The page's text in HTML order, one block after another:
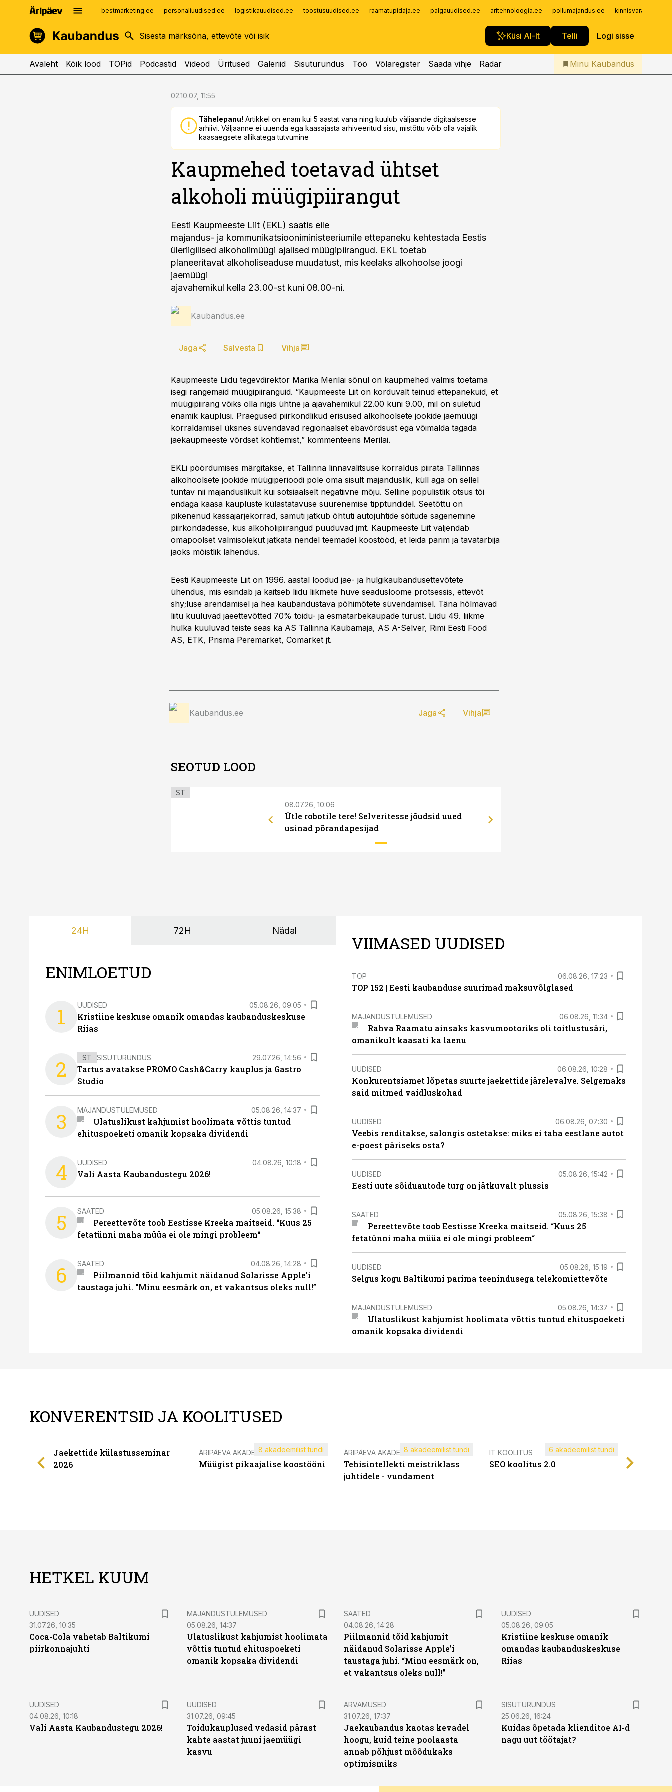
bestmarketing.ee personaliuudised.ee logistikauudised.ee toostusuudised.ee raamatupidaja.ee palgauudised.ee aritehnoloogia.ee pollumajandus.ee
Küsi AI-lt Telli Logi sisse
kinnisvarauudised.ee
logistikauudised.ee
imelineajalugu.ee
Infopank
Iseteenindus
Telli Kaubandus
Avaleht Kõik lood TOPid Podcastid Videod Üritused Galeriid Sisuturundus Töö Võlaregister Saada vihje Radar Minu Kaubandus
02.10.07, 11:55
Tähelepanu! Artikkel on enam kui 5 aastat vana ning kuulub väljaande digitaalsesse
arhiivi. Väljaanne ei uuenda ega kaasajasta arhiveeritud sisu, mistõttu võib olla vajalik
kaasaegsete allikatega tutvumine
Kaupmehed toetavad ühtset
alkoholi müügipiirangut
Eesti Kaupmeeste Liit (EKL) saatis eile
majandus- ja kommunikatsiooniministeeriumile ettepaneku kehtestada Eestis
üleriigilised alkoholimüügi ajalised müügipiirangud. EKL toetab
planeeritavat alkoholiseaduse muudatust, mis keelaks alkohoolse joogi
jaemüügi
ajavahemikul kella 23.00-st kuni 08.00-ni.
Kaubandus.ee
Jaga Salvesta Vihja
Kaupmeeste Liidu tegevdirektor Marika Merilai sõnul on kaupmehed valmis toetama
isegi rangemaid müügipiiranguid. “Kaupmeeste Liit on korduvalt teinud ettepanekuid, et
müügipiirang võiks olla riigis ühtne ja ajavahemikul 22.00 kuni 9.00, mil on suletud
enamik kauplusi. Praegused piirkondlikud erisused alkohoolsete jookide jaemüügi
korraldamisel üksnes süvendavad regionaalset ebavõrdsust ega võimalda tagada
jaekaupmeeste võrdset kohtlemist,” kommenteeris Merilai.
EKLi pöördumises märgitakse, et Tallinna linnavalitsuse korraldus piirata Tallinnas
alkohoolsete jookide müügiperioodi pole oma sisult majanduslik, küll aga on sellel
tuntav nii majanduslikult kui sotsiaalselt negatiivne mõju. Selline populistlik otsus tõi
endaga kaasa kaupluste külastatavuse suurenemise tipptundidel. Seetõttu on
pikenenud kassajärjekorrad, samuti jätkub õhtuti autojuhtide sõitude sagenemine
piirkondadesse, kus alkoholipiirangud puuduvad jmt. Kaupmeeste Liit väljendab
omapoolset valmisolekut jätkata nendel teemadel koostööd, et leida parim ja tavatarbija
jaoks mõistlik lahendus.
Eesti Kaupmeeste Liit on 1996. aastal loodud jae- ja hulgikaubandusettevõtete
ühendus, mis esindab ja kaitseb liidu liikmete huve seadusloome protsessis, ettevõt
shy;luse arendamisel ja hea kaubandustava põhimõtete süvendamisel. Täna hõlmavad
liitu kuuluvad jaeettevõtted 70% toidu- ja esmatarbekaupade turust. Liidu 49. liikme
hulka kuuluvad teiste seas ka AS Tallinna Kaubamaja, AS A-Selver, Rimi Eesti Food
AS, ETK, Prisma Peremarket, Comarket jt.
Kaubandus.ee Jaga Vihja
SEOTUD LOOD
ST
08.07.26, 10:06
Ütle robotile tere! Selveritesse jõudsid uued
usinad põrandapesijad
24H 72H Nädal
ENIMLOETUD
1 UUDISED 05.08.26, 09:05
Kristiine keskuse omanik omandas kaubanduskeskuse
Riias
2 ST SISUTURUNDUS 29.07.26, 14:56
Tartus avatakse PROMO Cash&Carry kauplus ja Gastro
Studio
3 MAJANDUSTULEMUSED 05.08.26, 14:37
Ulatuslikust kahjumist hoolimata võttis tuntud
ehituspoeketi omanik kopsaka dividendi
4 UUDISED 04.08.26, 10:18
Vali Aasta Kaubandustegu 2026!
5 SAATED 05.08.26, 15:38
Pereettevõte toob Eestisse Kreeka maitseid. “Kuus 25
fetatünni maha müüa ei ole mingi probleem“
6 SAATED 04.08.26, 14:28
Piilmannid tõid kahjumit näidanud Solarisse Apple’i
taustaga juhi. “Minu eesmärk on, et vakantsus oleks null!”
VIIMASED UUDISED
TOP 06.08.26, 17:23
TOP 152 | Eesti kaubanduse suurimad maksuvõlglased
MAJANDUSTULEMUSED 06.08.26, 11:34
Rahva Raamatu ainsaks kasvumootoriks oli toitlustusäri,
omanikult kaasati ka laenu
UUDISED 06.08.26, 10:28
Konkurentsiamet lõpetas suurte jaekettide järelevalve. Selgemaks
said mitmed vaidluskohad
UUDISED 06.08.26, 07:30
Veebis renditakse, salongis ostetakse: miks ei taha eestlane autot
e-poest päriseks osta?
UUDISED 05.08.26, 15:42
Eesti uute sõiduautode turg on jätkuvalt plussis
SAATED 05.08.26, 15:38
Pereettevõte toob Eestisse Kreeka maitseid. “Kuus 25
fetatünni maha müüa ei ole mingi probleem“
UUDISED 05.08.26, 15:19
Selgus kogu Baltikumi parima teenindusega telekomiettevõte
MAJANDUSTULEMUSED 05.08.26, 14:37
Ulatuslikust kahjumist hoolimata võttis tuntud ehituspoeketi
omanik kopsaka dividendi
KONVERENTSID JA KOOLITUSED
Jaekettide külastusseminar
2026
ÄRIPÄEVA AKADEEMIA
Müügist pikaajalise koostööni
8 akadeemilist tundi ÄRIPÄEVA AKADEEMIA
Tehisintellekti meistriklass
juhtidele - vundament
8 akadeemilist tundi IT KOOLITUS
SEO koolitus 2.0
6 akadeemilist tundi
HETKEL KUUM
UUDISED
31.07.26, 10:35
Coca-Cola vahetab Baltikumi
piirkonnajuhti
MAJANDUSTULEMUSED
05.08.26, 14:37
Ulatuslikust kahjumist hoolimata
võttis tuntud ehituspoeketi
omanik kopsaka dividendi
SAATED
04.08.26, 14:28
Piilmannid tõid kahjumit
näidanud Solarisse Apple’i
taustaga juhi. “Minu eesmärk on,
et vakantsus oleks null!”
UUDISED
05.08.26, 09:05
Kristiine keskuse omanik
omandas kaubanduskeskuse
Riias
UUDISED
04.08.26, 10:18
Vali Aasta Kaubandustegu 2026!
UUDISED
31.07.26, 09:45
Toidukauplused vedasid pärast
kahte aastat juuni jaemüügi
kasvu
ARVAMUSED
31.07.26, 17:37
Jaekaubandus kaotas kevadel
hoogu, kuid teine poolaasta
annab põhjust mõõdukaks
optimismiks
ST
SISUTURUNDUS
25.06.26, 16:24
Kuidas õpetada klienditoe AI-d
nagu uut töötajat?